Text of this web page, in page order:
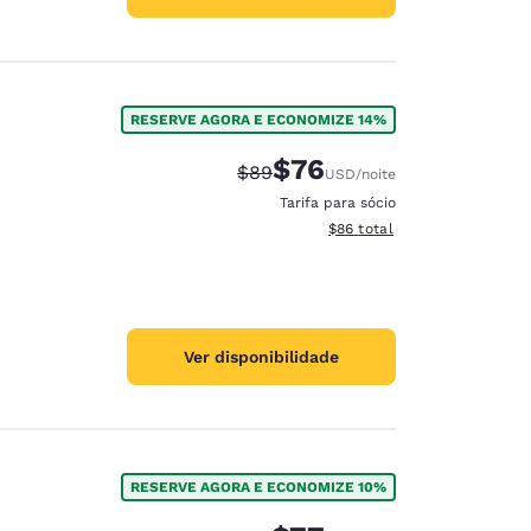
RESERVE AGORA E ECONOMIZE 14%
Tarifa anterior “tachada”:
$89Tarifa com desconto:
$76USD/noite
Tarifa para sócio
Exibir detalhes do total
$86 total
Ver disponibilidade
RESERVE AGORA E ECONOMIZE 10%